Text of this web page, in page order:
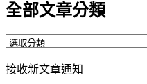
全部文章分類
全
文
接收新文章通知